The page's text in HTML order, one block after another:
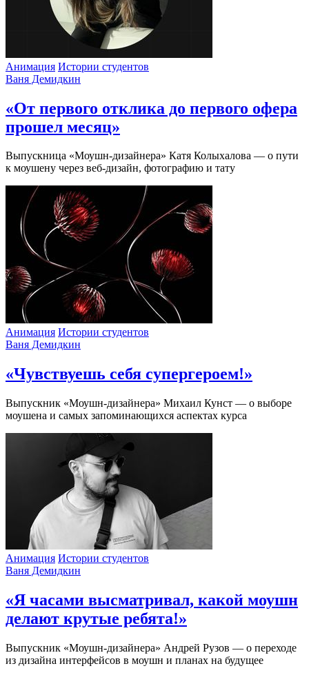
Анимация Истории студентов
Ваня Демидкин
«От первого отклика до первого офера
прошел месяц»
Выпускница «Моушн-дизайнера» Катя Колыхалова — о пути
к моушену через веб-дизайн, фотографию и тату
Анимация Истории студентов
Ваня Демидкин
«Чувствуешь себя супергероем!»
Выпускник «Моушн-дизайнера» Михаил Кунст — о выборе
моушена и самых запоминающихся аспектах курса
Анимация Истории студентов
Ваня Демидкин
«Я часами высматривал, какой моушн
делают крутые ребята!»
Выпускник «Моушн-дизайнера» Андрей Рузов — о переходе
из дизайна интерфейсов в моушн и планах на будущее